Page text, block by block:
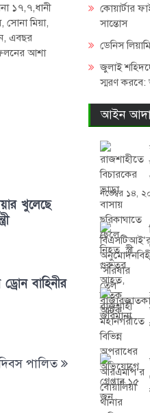
১৭,৭,ধানী
সোনা মিয়া,
এবছর
আশা
খুলেছে
বাহিনীর
পালিত
কোয়ার্টার
সান্তোস
ডেনিস
জুলাই
স্মরণ করবে:
আইন
নভেম্বর ১৪,